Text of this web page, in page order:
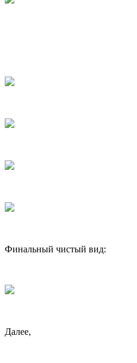
Финальный чистый вид:
Далее,